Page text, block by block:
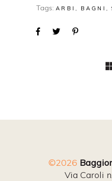
Tags: ARBI BAGNI
©2026
Via Caroli